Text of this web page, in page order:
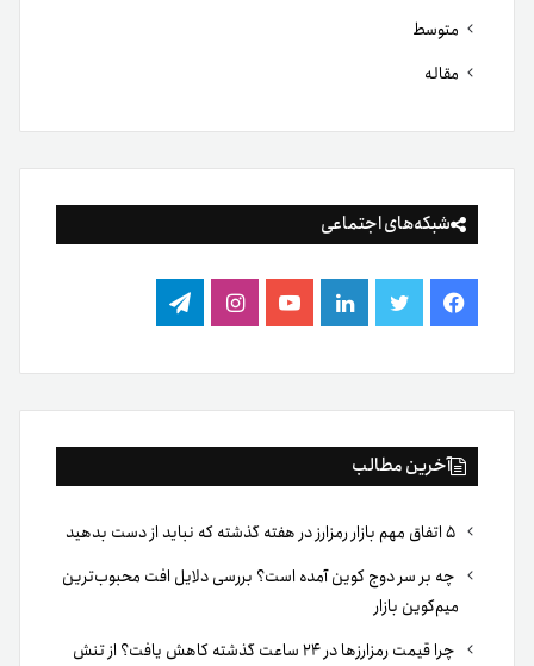
متوسط
مقاله
شبکه‌های اجتماعی
فیس
بوک
توییتر لینکدینیوتیوباینستاگرام
تلگرام
آخرین مطالب
چه بر سر دوج کوین آمده است؟ بررسی دلایل افت محبوب‌ترین
میم‌کوین بازار
چرا قیمت رمزارزها در ۲۴ ساعت گذشته کاهش یافت؟ از تنش